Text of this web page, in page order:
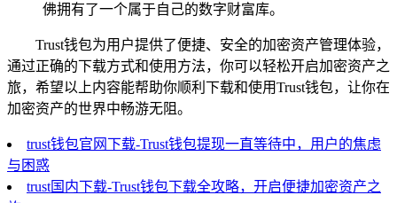
佛拥有了一个属于自己的数字财富库。
Trust钱包为用户提供了便捷、安全的加密资产管理体验，
通过正确的下载方式和使用方法，你可以轻松开启加密资产之
旅，希望以上内容能帮助你顺利下载和使用Trust钱包，让你在
加密资产的世界中畅游无阻。
trust钱包官网下载-Trust钱包提现一直等待中，用户的焦虑
与困惑
trust国内下载-Trust钱包下载全攻略，开启便捷加密资产之